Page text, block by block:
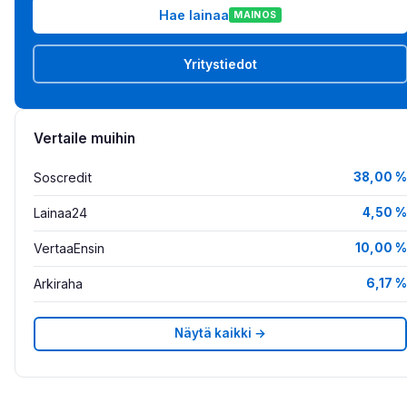
Hae lainaa MAINOS
Yritystiedot
Vertaile muihin
Soscredit 38,00 %
Lainaa24 4,50 %
VertaaEnsin 10,00 %
Arkiraha 6,17 %
Näytä kaikki →